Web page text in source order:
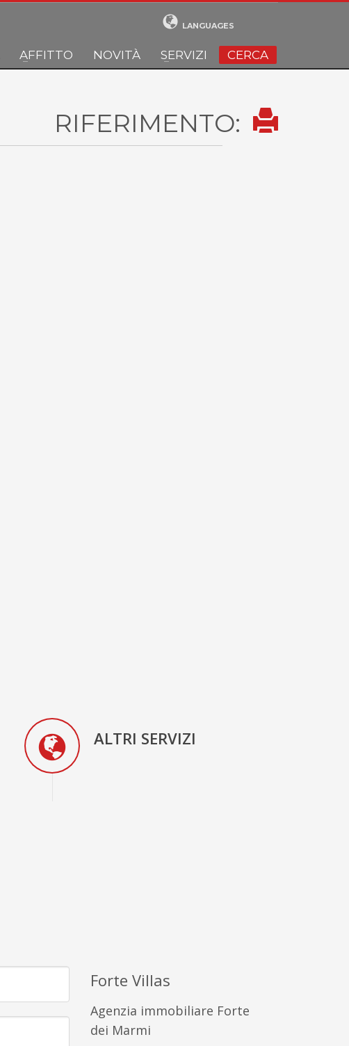
LANGUAGES
AFFITTO NOVITÀ SERVIZI CERCA
RIFERIMENTO:
ALTRI SERVIZI
Forte Villas
Agenzia immobiliare Forte
dei Marmi